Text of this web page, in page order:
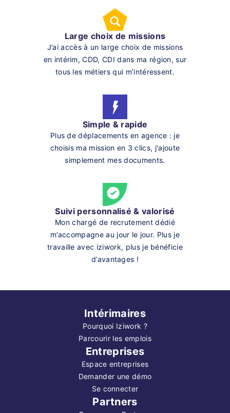
Large choix de missions
J’ai accès à un large choix de missions
en intérim, CDD, CDI dans ma région, sur
tous les métiers qui m’intéressent.
Simple & rapide
Plus de déplacements en agence : je
choisis ma mission en 3 clics, j'ajoute
simplement mes documents.
Suivi personnalisé & valorisé
Mon chargé de recrutement dédié
m’accompagne au jour le jour. Plus je
travaille avec iziwork, plus je bénéficie
d’avantages !
Intérimaires
Pourquoi Iziwork ?
Parcourir les emplois
Entreprises
Espace entreprises
Demander une démo
Se connecter
Partners